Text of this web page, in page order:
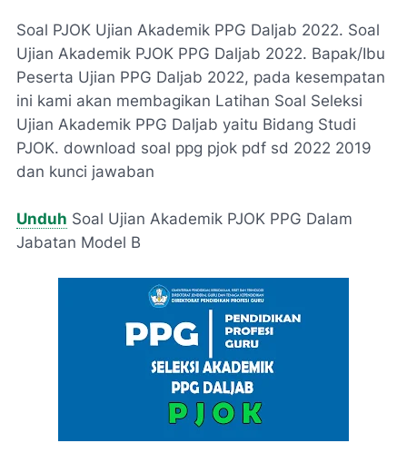
Soal PJOK Ujian Akademik PPG Daljab 2022. Soal
Ujian Akademik PJOK PPG Daljab 2022. Bapak/Ibu
Peserta Ujian PPG Daljab 2022, pada kesempatan
ini kami akan membagikan Latihan Soal Seleksi
Ujian Akademik PPG Daljab yaitu Bidang Studi
PJOK. download soal ppg pjok pdf sd 2022 2019
dan kunci jawaban
Unduh Soal Ujian Akademik PJOK PPG Dalam
Jabatan Model B